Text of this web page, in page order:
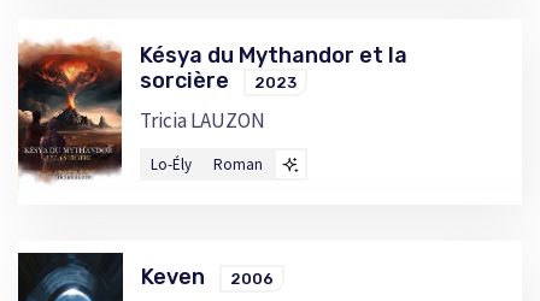
Késya du Mythandor et la
sorcière
2023
Tricia LAUZON
Lo-Ély Roman
Keven 2006